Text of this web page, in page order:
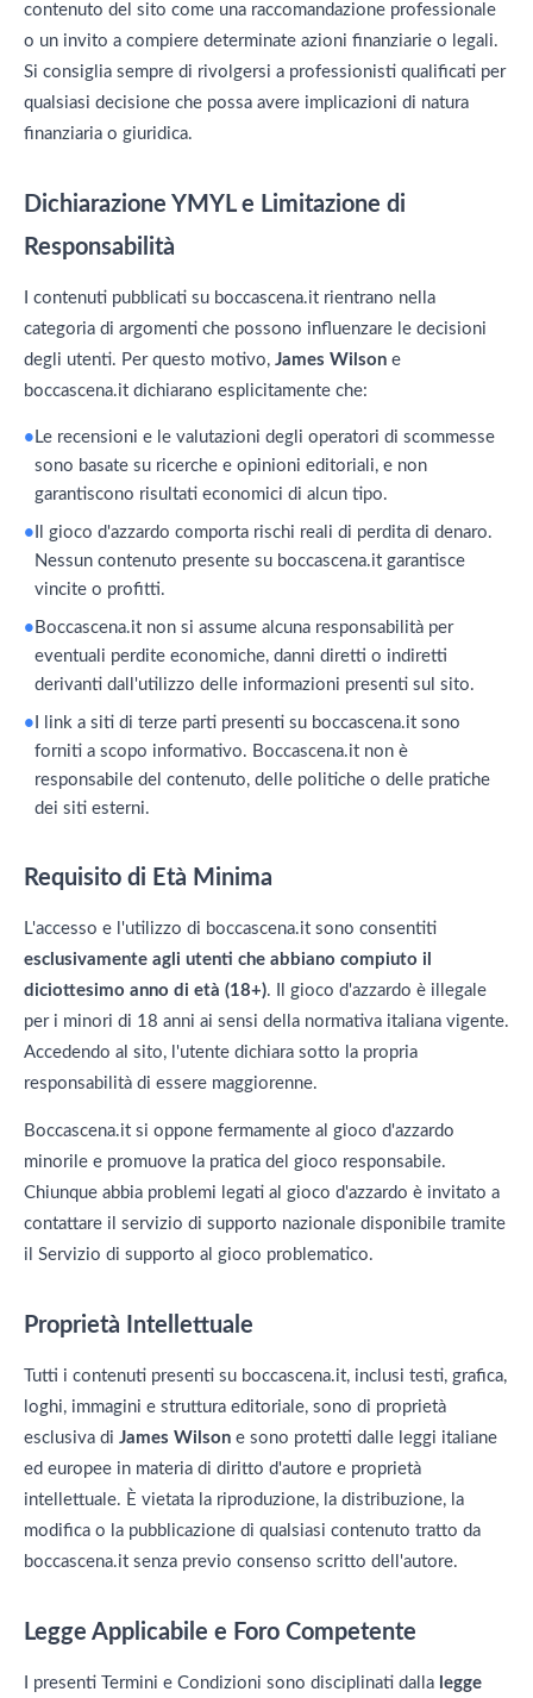
contenuto del sito come una raccomandazione professionale
o un invito a compiere determinate azioni finanziarie o legali.
Si consiglia sempre di rivolgersi a professionisti qualificati per
qualsiasi decisione che possa avere implicazioni di natura
finanziaria o giuridica.
Dichiarazione YMYL e Limitazione di
Responsabilità
I contenuti pubblicati su boccascena.it rientrano nella
categoria di argomenti che possono influenzare le decisioni
degli utenti. Per questo motivo, James Wilson e
boccascena.it dichiarano esplicitamente che:
Le recensioni e le valutazioni degli operatori di scommesse
sono basate su ricerche e opinioni editoriali, e non
garantiscono risultati economici di alcun tipo.
Il gioco d'azzardo comporta rischi reali di perdita di denaro.
Nessun contenuto presente su boccascena.it garantisce
vincite o profitti.
Boccascena.it non si assume alcuna responsabilità per
eventuali perdite economiche, danni diretti o indiretti
derivanti dall'utilizzo delle informazioni presenti sul sito.
I link a siti di terze parti presenti su boccascena.it sono
forniti a scopo informativo. Boccascena.it non è
responsabile del contenuto, delle politiche o delle pratiche
dei siti esterni.
Requisito di Età Minima
L'accesso e l'utilizzo di boccascena.it sono consentiti
esclusivamente agli utenti che abbiano compiuto il
diciottesimo anno di età (18+). Il gioco d'azzardo è illegale
per i minori di 18 anni ai sensi della normativa italiana vigente.
Accedendo al sito, l'utente dichiara sotto la propria
responsabilità di essere maggiorenne.
Boccascena.it si oppone fermamente al gioco d'azzardo
minorile e promuove la pratica del gioco responsabile.
Chiunque abbia problemi legati al gioco d'azzardo è invitato a
contattare il servizio di supporto nazionale disponibile tramite
il Servizio di supporto al gioco problematico.
Proprietà Intellettuale
Tutti i contenuti presenti su boccascena.it, inclusi testi, grafica,
loghi, immagini e struttura editoriale, sono di proprietà
esclusiva di James Wilson e sono protetti dalle leggi italiane
ed europee in materia di diritto d'autore e proprietà
intellettuale. È vietata la riproduzione, la distribuzione, la
modifica o la pubblicazione di qualsiasi contenuto tratto da
boccascena.it senza previo consenso scritto dell'autore.
Legge Applicabile e Foro Competente
I presenti Termini e Condizioni sono disciplinati dalla legge